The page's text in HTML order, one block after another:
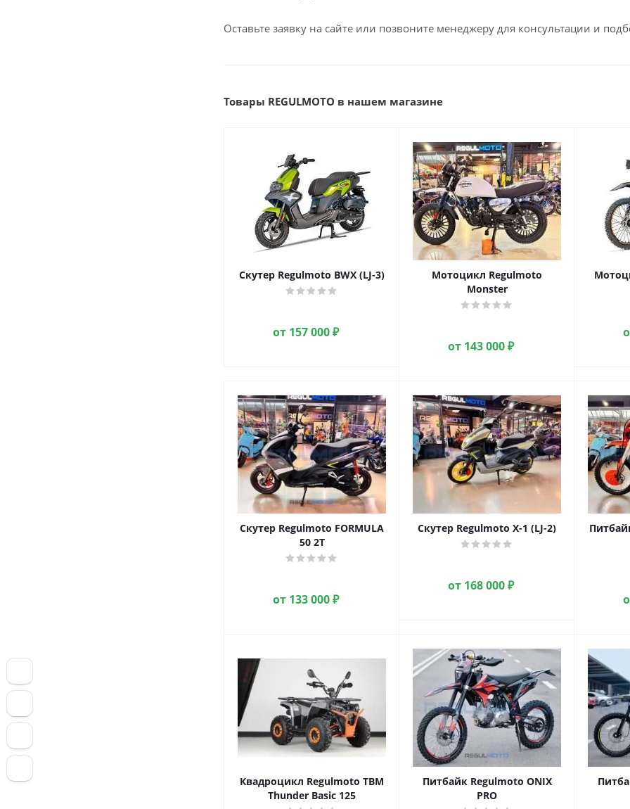
Оставьте заявку на сайте или позвоните менеджеру для консультации и
Товары REGULMOTO в нашем магазине
Скутер Regulmoto BWX (LJ-3)
от 157 000 ₽
Мотоцикл Regulmoto
Monster
от 143 000 ₽
Скутер Regulmoto FORMULA
50 2T
от 133 000 ₽
Скутер Regulmoto X-1 (LJ-2)
от 168 000 ₽
Квадроцикл Regulmoto TBM
Thunder Basic 125
Питбайк Regulmoto ONIX
PRO